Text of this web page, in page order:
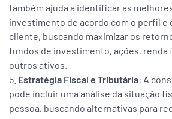
também ajuda a identificar as
investimento de acordo com o perfil e
cliente, buscando maximizar os
fundos de investimento, ações, renda
outros ativos.
Estratégia Fiscal e Tributária: A
pode incluir uma análise da situação
pessoa, buscando alternativas para